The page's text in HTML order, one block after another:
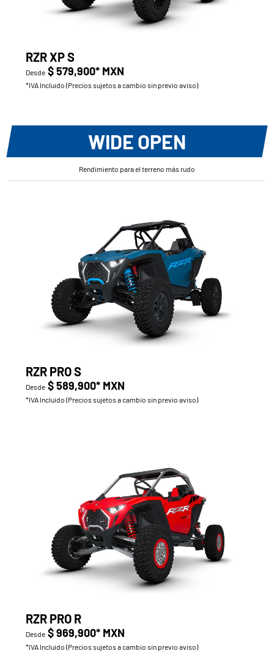
RZR XP S
Desde $ 579,900* MXN
*IVA Incluido (Precios sujetos a cambio sin previo aviso)
WIDE OPEN
Rendimiento para el terreno más rudo
RZR PRO S
Desde $ 589,900* MXN
*IVA Incluido (Precios sujetos a cambio sin previo aviso)
RZR PRO R
Desde $ 969,900* MXN
*IVA Incluido (Precios sujetos a cambio sin previo aviso)